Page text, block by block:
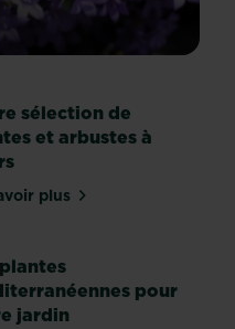
pour le jardin
sélection de
et arbustes à
plus
sur Notre sélection de
pour
jardin